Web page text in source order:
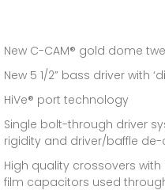
New C-CAM® gold dome
New 5 1/2” bass driver with
HiVe® port technology
Single bolt-through driver
rigidity and driver/baffle
High quality crossovers
film capacitors used